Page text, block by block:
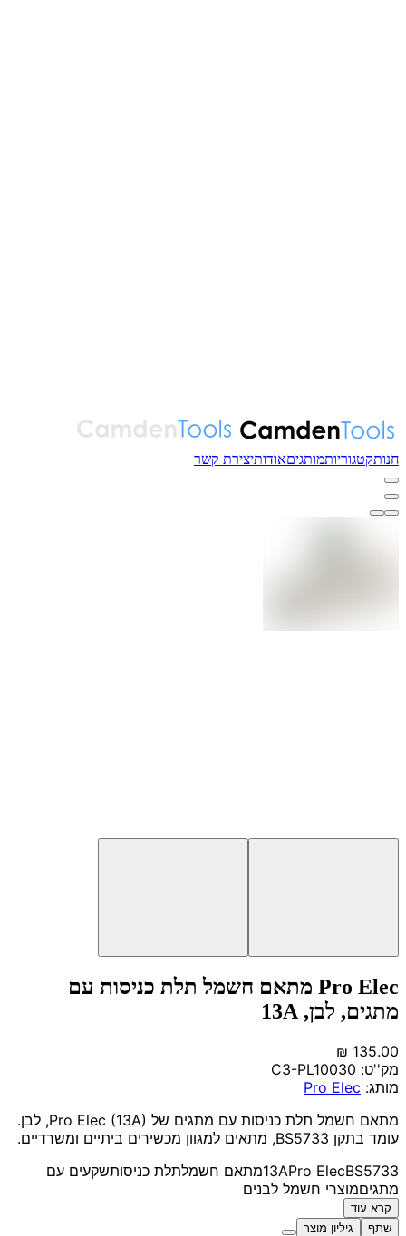
חנותקטגוריותמותגיםאודותיצירת קשר
Pro Elec מתאם חשמל תלת כניסות עם
מתגים, לבן, 13A
מק''ט: C3-PL10030
מותג: Pro Elec
מתאם חשמל תלת כניסות עם מתגים של Pro Elec (13A), לבן.
עומד בתקן BS5733, מתאים למגוון מכשירים ביתיים ומשרדיים.
13APro ElecBS5733 מתאם חשמלתלת כניסותשקעים עם
מתגיםמוצרי חשמל לבנים
קרא עוד
שתף
גיליון מוצר